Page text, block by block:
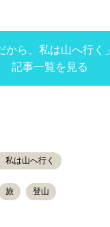
から、私は山へ行く」
記事一覧を見る
私は山へ行く
旅 登山